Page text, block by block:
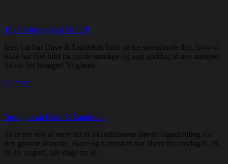
Tak for besøget på HL’19!
Igen i år har Have & Landskab budt på tre spændende dag, hvor vi
både har fået hilst på gamle kendige og sagt goddag til nye ansigter.
Så tak for besøget! Vi glæde
Se mere
Besøg os på Have & Landskab
Så er det ved at være tid til Skandinavens største fagudstilling for
den grønne branche. Have og Landskab har åbent fra onsdag d. 28.
til 30. august, alle dage fra kl.